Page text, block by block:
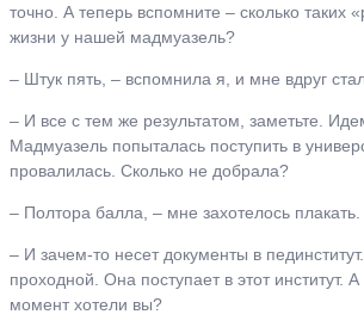
точно. А теперь вспомните – сколько таких
жизни у нашей мадмуазель?
– Штук пять, – вспомнила я, и мне вдруг
– И все с тем же результатом, заметьте.
Мадмуазель попыталась поступить в
провалилась. Сколько не добрала?
– Полтора балла, – мне захотелось плакать.
– И зачем-то несет документы в
проходной. Она поступает в этот институт.
момент хотели вы?